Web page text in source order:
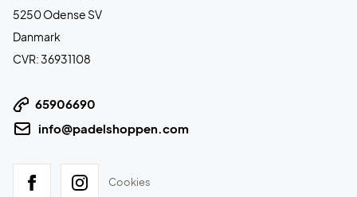
5250 Odense SV
Danmark
CVR: 36931108
65906690
info@padelshoppen.com
Cookies